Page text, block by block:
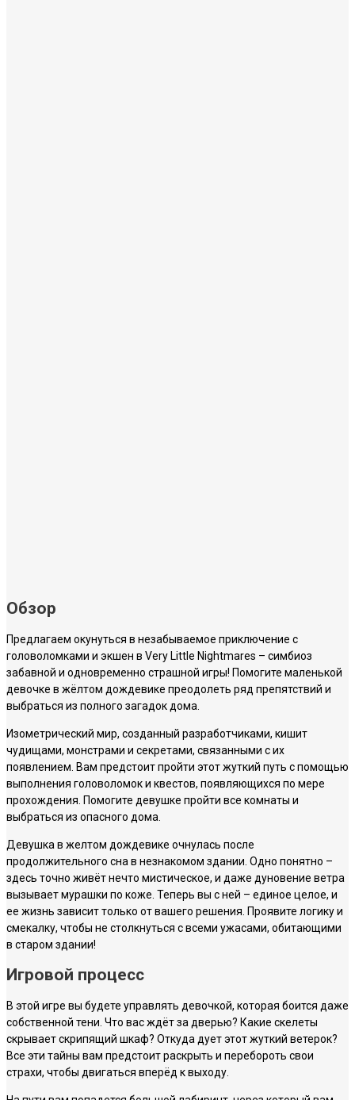
Обзор
Предлагаем окунуться в незабываемое приключение с
головоломками и экшен в Very Little Nightmares – симбиоз
забавной и одновременно страшной игры! Помогите маленькой
девочке в жёлтом дождевике преодолеть ряд препятствий и
выбраться из полного загадок дома.
Изометрический мир, созданный разработчиками, кишит
чудищами, монстрами и секретами, связанными с их
появлением. Вам предстоит пройти этот жуткий путь с помощью
выполнения головоломок и квестов, появляющихся по мере
прохождения. Помогите девушке пройти все комнаты и
выбраться из опасного дома.
Девушка в желтом дождевике очнулась после
продолжительного сна в незнакомом здании. Одно понятно –
здесь точно живёт нечто мистическое, и даже дуновение ветра
вызывает мурашки по коже. Теперь вы с ней – единое целое, и
ее жизнь зависит только от вашего решения. Проявите логику и
смекалку, чтобы не столкнуться с всеми ужасами, обитающими
в старом здании!
Игровой процесс
В этой игре вы будете управлять девочкой, которая боится даже
собственной тени. Что вас ждёт за дверью? Какие скелеты
скрывает скрипящий шкаф? Откуда дует этот жуткий ветерок?
Все эти тайны вам предстоит раскрыть и перебороть свои
страхи, чтобы двигаться вперёд к выходу.